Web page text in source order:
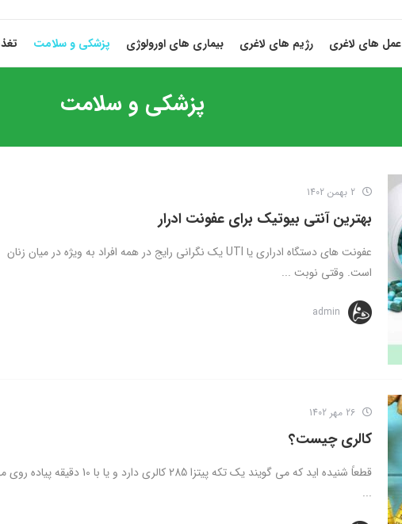
عمل های لاغری رژیم های لاغری بیماری های اورولوژی پزشکی و سلامت
پزشکی و سلامت
بهترین آنتی بیوتیک برای عفونت ادرار
عفونت های دستگاه ادراری یا UTI یک نگرانی رایج در همه افراد به ویژه در میان زنان
است. وقتی نوبت ...
admin
کالری چیست؟
قطعاً شنیده اید که می گویند یک تکه پیتزا 285 کالری دارد و یا با 10 دقیقه
...